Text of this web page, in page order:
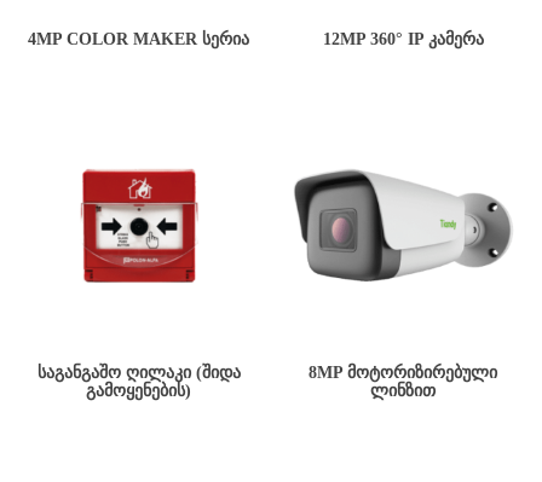
4MP COLOR MAKER ᲡᲔᲠᲘᲐ 12MP 360° IP ᲙᲐᲛᲔᲠᲐ
ᲡᲐᲒᲐᲜᲒᲐᲨᲝ ᲦᲘᲚᲐᲙᲘ (ᲨᲘᲓᲐ
ᲒᲐᲛᲝᲧᲔᲜᲔᲑᲘᲡ)
8MP ᲛᲝᲢᲝᲠᲘᲖᲘᲠᲔᲑᲣᲚᲘ
ᲚᲘᲜᲖᲘᲗ